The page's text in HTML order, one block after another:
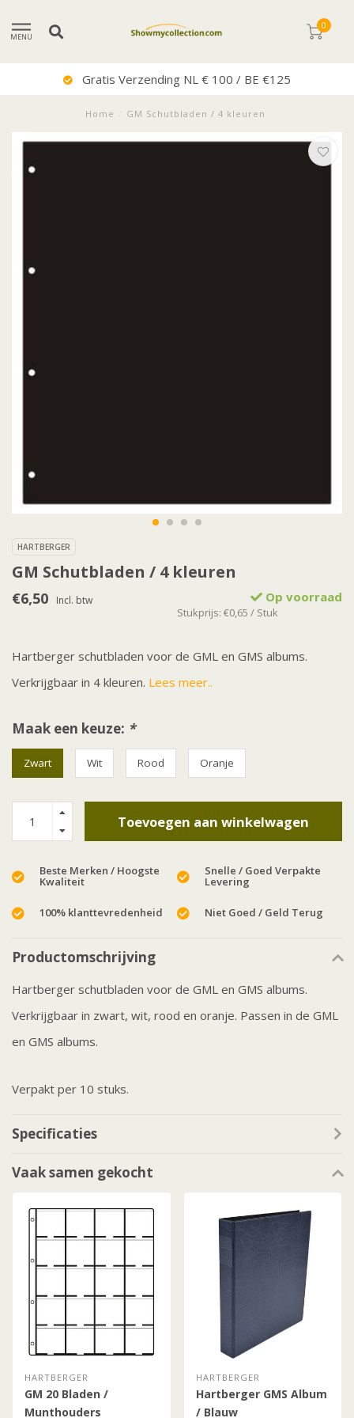
MENU
0
Gratis Verzending NL € 100 / BE €125
Home GM Schutbladen / 4 kleuren
HARTBERGER
GM Schutbladen / 4 kleuren
€6,50 Incl. btw Op voorraad
Stukprijs: €0,65 / Stuk
Hartberger schutbladen voor de GML en GMS albums.
Verkrijgbaar in 4 kleuren. Lees meer..
Maak een keuze: *
Zwart Wit Rood Oranje
Toevoegen aan winkelwagen
Beste Merken / Hoogste
Kwaliteit
Snelle / Goed Verpakte
Levering
100% klanttevredenheid Niet Goed / Geld Terug
Productomschrijving
Hartberger schutbladen voor de GML en GMS albums.
Verkrijgbaar in zwart, wit, rood en oranje. Passen in de GML
en GMS albums.
Verpakt per 10 stuks.
Specificaties
Vaak samen gekocht
HARTBERGER
GM 20 Bladen /
Munthouders
HARTBERGER
Hartberger GMS Album
/ Blauw